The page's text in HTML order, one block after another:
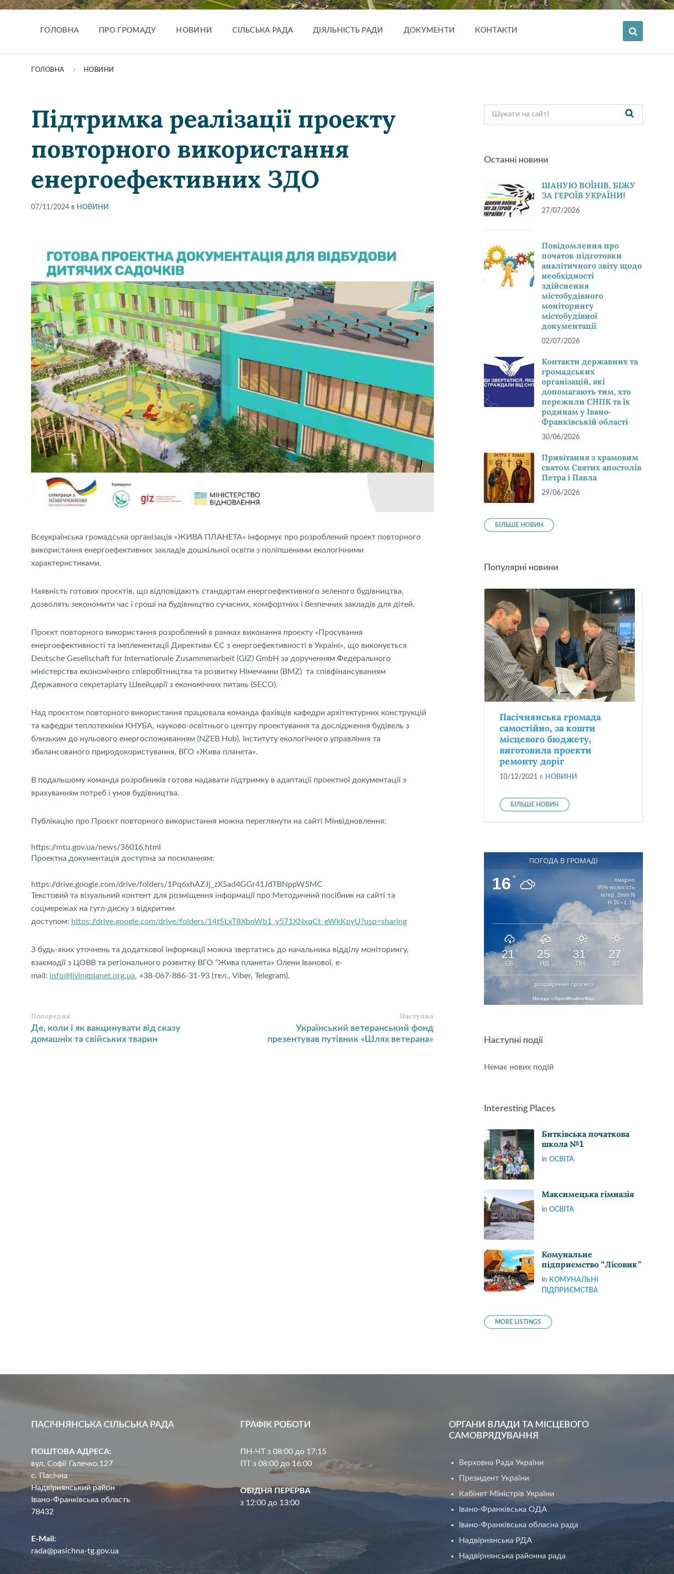
ГОЛОВНА ПРО ГРОМАДУ НОВИНИ СІЛЬСЬКА РАДА ДІЯЛЬНІСТЬ РАДИ ДОКУМЕНТИ КОНТАКТИ
ГОЛОВНА НОВИНИ
Підтримка реалізації проекту
повторного використання
енергоефективних ЗДО
07/11/2024 в НОВИНИ
Всеукраїнська громадська організація «ЖИВА ПЛАНЕТА» інформує про розроблений проект повторного
використання енергоефективних закладів дошкільної освіти з поліпшеними екологічними
характеристиками.
Наявність готових проєктів, що відповідають стандартам енергоефективного зеленого будівництва,
дозволять зекономити час і гроші на будівництво сучасних, комфортних і безпечних закладів для дітей.
Проєкт повторного використання розроблений в рамках виконання проєкту «Просування
енергоефективності та імплементації Директиви ЄС з енергоефективності в Україні», що виконується
Deutsche Gesellschaft fur Internationale Zusammenarbeit (GIZ) GmbH за дорученням Федерального
міністерства економічного співробітництва та розвитку Німеччини (BMZ) та співфінансуванням
Державного секретаріату Швейцарії з економічних питань (SECO).
Над проєктом повторного використання працювала команда фахівців кафедри архітектурних конструкцій
та кафедри теплотехніки КНУБА, науково-освітнього центру проектування та дослідження будівель з
близьким до нульового енергоспоживанням (NZEB Hub), Інституту екологічного управління та
збалансованого природокористування, ВГО «Жива планета».
В подальшому команда розробників готова надавати підтримку в адаптації проектної документації з
врахуванням потреб і умов будівництва.
Публікацію про Проєкт повторного використання можна переглянути на сайті Мінвідновлення:
https://mtu.gov.ua/news/36016.html
Проектна документація доступна за посиланням:
https://drive.google.com/drive/folders/1Pq6xhAZJj_zX5ad4GGr41JdTBNppW5MC
Текстовий та візуальний контент для розміщення інформації про Методичний посібник на сайті та
соцмережах на гугл-диску з відкритим
доступом: https://drive.google.com/drive/folders/14tSLxT8XbnWb1_y571XNxqCt_eWkKpyU?usp=sharing
З будь-яких уточнень та додаткової інформації можна звертатись до начальника відділу моніторингу,
взаємодії з ЦОВВ та регіонального розвитку ВГО “Жива планета» Олени Іванової, e-
mail: info@livingplanet.org.ua, +38-067-886-31-93 (тел., Viber, Telegram).
Попередня
Де, коли і як вакцинувати від сказу
домашніх та свійських тварин
Наступна
Український ветеранський фонд
презентував путівник «Шлях ветерана»
Останні новини
ШАНУЮ ВОЇНІВ, БІЖУ
ЗА ГЕРОЇВ УКРАЇНИ!
27/07/2026
Повідомлення про
початок підготовки
аналітичного звіту щодо
необхідності
здійснення
містобудівного
моніторингу
містобудівної
документації
02/07/2026
Контакти державних та
громадських
організацій, які
допомагають тим, хто
пережили СНПК та їх
родинам у Івано-
Франківській області
30/06/2026
Привітання з храмовим
святом Святих апостолів
Петра і Павла
29/06/2026
БІЛЬШЕ НОВИН
Популярні новини
Пасічнянська громада
самостійно, за кошти
місцевого бюджету,
виготовила проекти
ремонту доріг
10/12/2021 в НОВИНИ
БІЛЬШЕ НОВИН
ПОГОДА В ГРОМАДІ
16 °
хмарно
95% вологість
вітер: 2m/s N
H 16 • L 16
21 °
СБ
25 °
НД
31 °
ПН
27 °
ВТ
розширений прогноз
Погода з OpenWeatherMap
Наступні події
Немає нових подій
Interesting Places
Битківська початкова
школа №1
inОСВІТА
Максимецька гімназія
inОСВІТА
Комунальне
підприємство “Лісовик”
in КОМУНАЛЬНІ
ПІДПРИЄМСТВА
MORE LISTINGS
ПАСІЧНЯНСЬКА СІЛЬСЬКА РАДА
ПОШТОВА АДРЕСА:
вул. Софії Галечко.127
с. Пасічна
Надвірнянський район
Івано-Франківська область
78432
E-Mail:
rada@pasichna-tg.gov.ua
ГРАФІК РОБОТИ
ПН-ЧТ з 08:00 до 17:15
ПТ з 08:00 до 16:00
ОБІДНЯ ПЕРЕРВА
з 12:00 до 13:00
ОРГАНИ ВЛАДИ ТА МІСЦЕВОГО
САМОВРЯДУВАННЯ
Верховна Рада України
Президент України
Кабінет Міністрів України
Івано-Франківська ОДА
Івано-Франківська обласна рада
Надвірнянська РДА
Надвірнянська районна рада